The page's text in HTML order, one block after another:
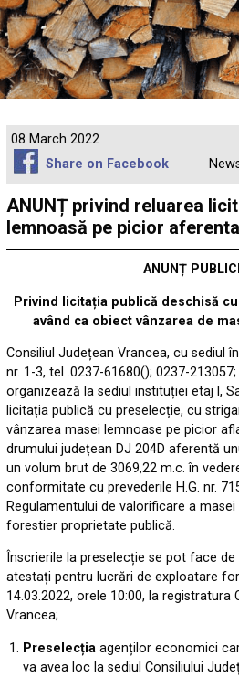
08 March 2022
Share on Facebook
ANUNȚ privind reluarea
lemnoasă pe picior
ANUNȚ
Privind licitația publică deschisă
având ca obiect vânzarea de
Consiliul Județean Vrancea, cu sediul
nr. 1-3, tel .0237-61680(); 0237-
organizează la sediul instituției etaj l,
licitația publică cu preselecție, cu
vânzarea masei lemnoase pe picior
drumului județean DJ 204D aferentă
un volum brut de 3069,22 m.c. în
conformitate cu prevederile H.G. nr.
Regulamentului de valorificare a
forestier proprietate publică.
Înscrierile la preselecție se pot face
atestați pentru lucrări de exploatare
14.03.2022, orele 10:00, la registratura
Vrancea;
Preselecția agenților economici
va avea loc la sediul Consiliului